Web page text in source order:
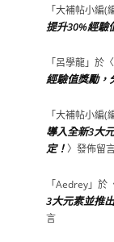
「大補帖小編(
提升30%經驗
「呂學龍」於〈
經驗值獎勵，
「大補帖小編(
導入全新3大
定！〉發佈留
「Aedrey」於
3大元素並推
言